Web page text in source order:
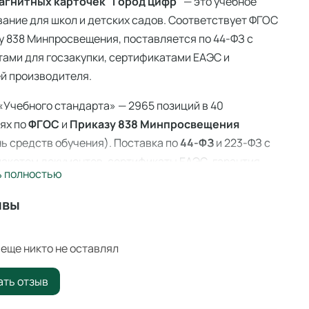
для школ и детских садов. Соответствует ФГОС
838 Минпросвещения, поставляется по 44-ФЗ с
для госзакупки, сертификатами ЕАЭС и
производителя.
стандарта» — 2965 позиций в 40
поФГОС и Приказу 838 Минпросвещения
средств обучения). Поставка по44-ФЗи 223-ФЗ с
документов, сертификаты ЕАЭС, гарантия
Доставка по всей России — 3–14 дней со
карточек "Город цифр"
учебное оборудование для оснащения
учреждений по ФГОС и
.
полностью
никто не оставлял
отзыв